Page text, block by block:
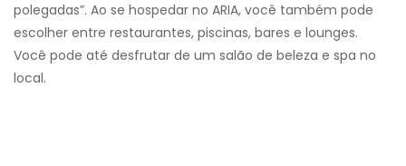
polegadas”. Ao se hospedar no ARIA, você também pode
escolher entre restaurantes, piscinas, bares e lounges.
Você pode até desfrutar de um salão de beleza e spa no
local.